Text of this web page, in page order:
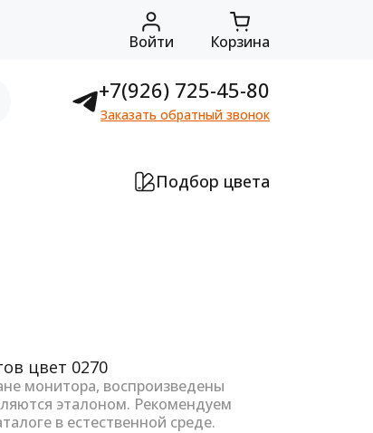
Войти Корзина
+7(926) 725-45-80
Заказать обратный звонок
Подбор цвета
монитора, воспроизведены
эталоном. Рекомендуем
в естественной среде.